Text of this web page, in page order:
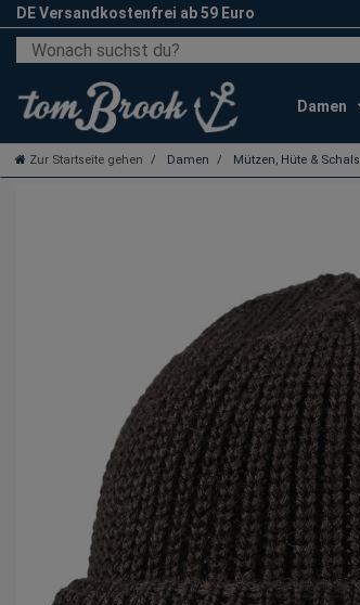
DE Versandkostenfrei ab 59 Euro
Damen
Zur Startseite gehen Damen Mützen, Hüte & Schals